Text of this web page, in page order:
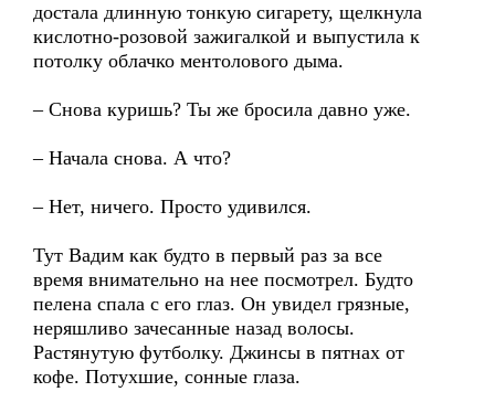
достала длинную тонкую сигарету, щелкнула
кислотно-розовой зажигалкой и выпустила к
потолку облачко ментолового дыма.
– Снова куришь? Ты же бросила давно уже.
– Начала снова. А что?
– Нет, ничего. Просто удивился.
Тут Вадим как будто в первый раз за все
время внимательно на нее посмотрел. Будто
пелена спала с его глаз. Он увидел грязные,
неряшливо зачесанные назад волосы.
Растянутую футболку. Джинсы в пятнах от
кофе. Потухшие, сонные глаза.